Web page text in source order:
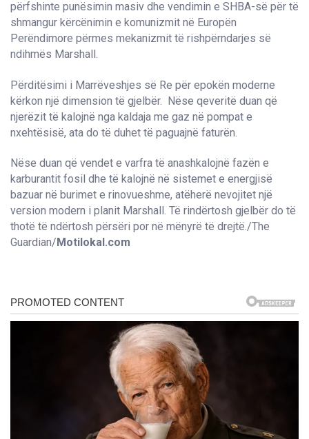
përfshinte punësimin masiv dhe vendimin e SHBA-së për të
shmangur kërcënimin e komunizmit në Europën
Perëndimore përmes mekanizmit të rishpërndarjes së
ndihmës Marshall.
Përditësimi i Marrëveshjes së Re për epokën moderne
kërkon një dimension të gjelbër. Nëse qeveritë duan që
njerëzit të kalojnë nga kaldaja me gaz në pompat e
nxehtësisë, ata do të duhet të paguajnë faturën.
Nëse duan që vendet e varfra të anashkalojnë fazën e
karburantit fosil dhe të kalojnë në sistemet e energjisë
bazuar në burimet e rinovueshme, atëherë nevojitet një
version modern i planit Marshall. Të rindërtosh gjelbër do të
thotë të ndërtosh përsëri por në mënyrë të drejtë./The
Guardian/ Motilokal.com